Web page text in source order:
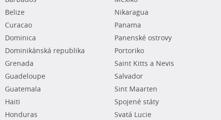
Belize
Curacao
Dominica
Dominikánská republika
Grenada
Guadeloupe
Guatemala
Haiti
Honduras
Nikaragua
Panama
Panenské ostrovy
Portoriko
Saint Kitts a Nevis
Salvador
Sint Maarten
Spojené státy
Svatá Lucie